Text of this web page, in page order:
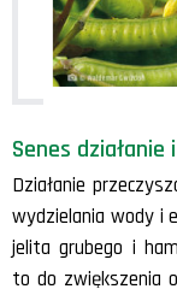
Senes
Działanie
wydzielania wody i
jelita grubego i
to do zwiększenia